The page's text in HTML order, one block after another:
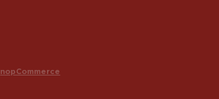
nopCommerce